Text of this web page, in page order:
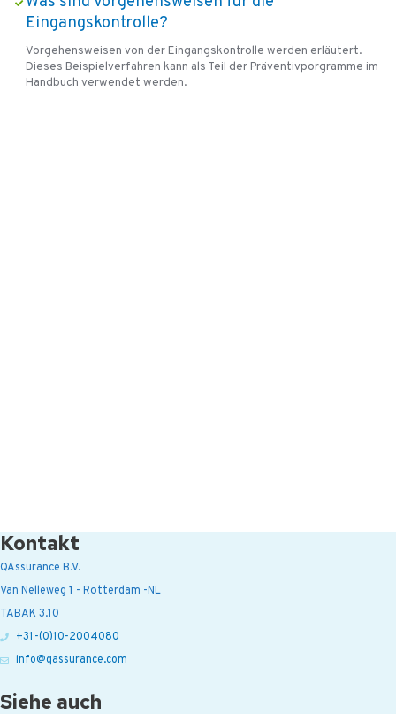
Eingangskontrolle?
Vorgehensweisen von der Eingangskontrolle werden erläutert.
Dieses Beispielverfahren kann als Teil der Präventivporgramme im
Handbuch verwendet werden.
Kontakt
QAssurance B.V.
Van Nelleweg 1 - Rotterdam -NL
TABAK 3.10
+31-(0)10-2004080
info@qassurance.com
Siehe auch